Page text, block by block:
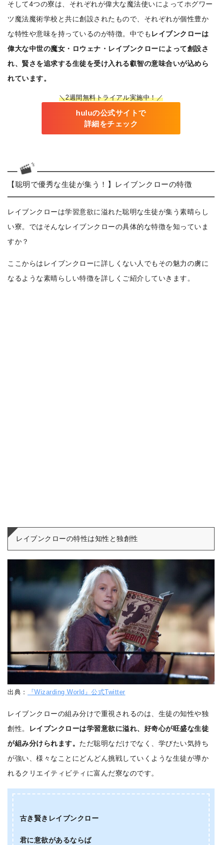
そして4つの寮は、それぞれが偉大な魔法使いによってホグワー
ツ魔法魔術学校と共に創設されたもので、それぞれが個性豊か
な特性や意味を持っているのが特徴。中でも レイブンクローは
偉大な中世の魔女・ロウェナ・レイブンクローによって創設さ
れ、賢さを追求する生徒を受け入れる叡智の意味合いが込めら
れています。
＼2週間無料トライアル実施中！／
huluの公式サイトで
詳細をチェック
【聡明で優秀な生徒が集う！】レイブンクローの特徴
レイブンクローは学習意欲に溢れた聡明な生徒が集う素晴らし
い寮。ではそんなレイブンクローの具体的な特徴を知っていま
すか？
ここからはレイブンクローに詳しくない人でもその魅力の虜に
なるような素晴らしい特徴を詳しくご紹介していきます。
レイブンクローの特性は知性と独創性
出典： 『Wizarding World』公式Twitter
レイブンクローの組み分けで重視されるのは、生徒の知性や独
創性。
レイブンクローは学習意欲に溢れ、好奇心が旺盛な生徒
が組み分けられます。 ただ聡明なだけでなく、学びたい気持ち
が強い、様々なことにどんどん挑戦していくような生徒が導か
れるクリエイティビティに富んだ寮なのです。
古き賢きレイブンクロー
君に意欲があるならば